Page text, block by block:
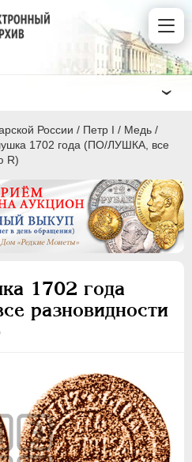
России / Пeтр I / Медь /
1702 года (ПО/ЛУШКА, все
R)
1702 года
разновидности